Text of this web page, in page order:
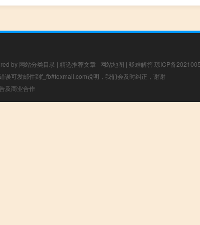
by 网站分类目录 | 精选推荐文章 | 网站地图 | 疑难解答 琼ICP备
误可发邮件到f_fb#foxmail.com说明，我们会及时纠正，谢谢
及商业合作